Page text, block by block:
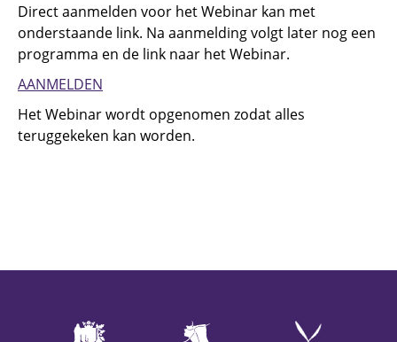
Direct aanmelden voor het Webinar kan met
onderstaande link. Na aanmelding volgt later nog een
programma en de link naar het Webinar.
AANMELDEN
Het Webinar wordt opgenomen zodat alles
teruggekeken kan worden.